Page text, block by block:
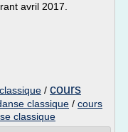
avril 2017.
/ cours
classique / cours
classique